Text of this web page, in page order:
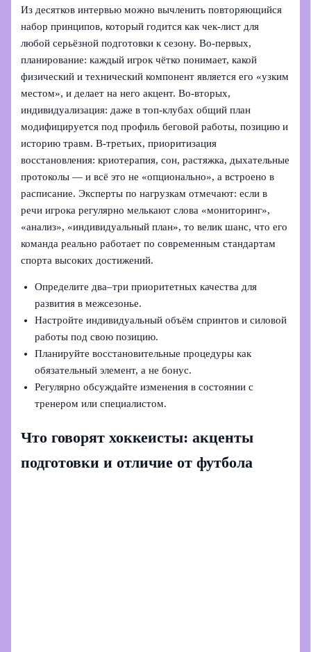
Из десятков интервью можно вычленить повторяющийся
набор принципов, который годится как чек-лист для
любой серьёзной подготовки к сезону. Во‑первых,
планирование: каждый игрок чётко понимает, какой
физический и технический компонент является его «узким
местом», и делает на него акцент. Во‑вторых,
индивидуализация: даже в топ-клубах общий план
модифицируется под профиль беговой работы, позицию и
историю травм. В‑третьих, приоритизация
восстановления: криотерапия, сон, растяжка, дыхательные
протоколы — и всё это не «опционально», а встроено в
расписание. Эксперты по нагрузкам отмечают: если в
речи игрока регулярно мелькают слова «мониторинг»,
«анализ», «индивидуальный план», то велик шанс, что его
команда реально работает по современным стандартам
спорта высоких достижений.
Определите два–три приоритетных качества для
развития в межсезонье.
Настройте индивидуальный объём спринтов и силовой
работы под свою позицию.
Планируйте восстановительные процедуры как
обязательный элемент, а не бонус.
Регулярно обсуждайте изменения в состоянии с
тренером или специалистом.
Что говорят хоккеисты: акценты
подготовки и отличие от футбола